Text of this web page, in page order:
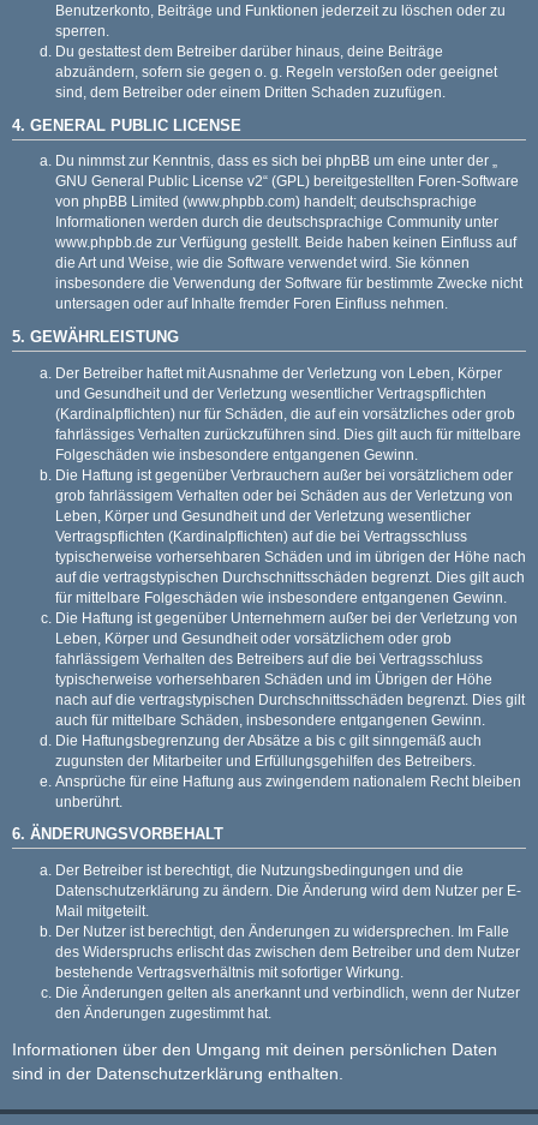
Benutzerkonto, Beiträge und Funktionen jederzeit zu löschen oder zu
sperren.
Du gestattest dem Betreiber darüber hinaus, deine Beiträge
abzuändern, sofern sie gegen o. g. Regeln verstoßen oder geeignet
sind, dem Betreiber oder einem Dritten Schaden zuzufügen.
4. GENERAL PUBLIC LICENSE
Du nimmst zur Kenntnis, dass es sich bei phpBB um eine unter der „
GNU General Public License v2“ (GPL) bereitgestellten Foren-Software
von phpBB Limited (www.phpbb.com) handelt; deutschsprachige
Informationen werden durch die deutschsprachige Community unter
www.phpbb.de zur Verfügung gestellt. Beide haben keinen Einfluss auf
die Art und Weise, wie die Software verwendet wird. Sie können
insbesondere die Verwendung der Software für bestimmte Zwecke nicht
untersagen oder auf Inhalte fremder Foren Einfluss nehmen.
5. GEWÄHRLEISTUNG
Der Betreiber haftet mit Ausnahme der Verletzung von Leben, Körper
und Gesundheit und der Verletzung wesentlicher Vertragspflichten
(Kardinalpflichten) nur für Schäden, die auf ein vorsätzliches oder grob
fahrlässiges Verhalten zurückzuführen sind. Dies gilt auch für mittelbare
Folgeschäden wie insbesondere entgangenen Gewinn.
Die Haftung ist gegenüber Verbrauchern außer bei vorsätzlichem oder
grob fahrlässigem Verhalten oder bei Schäden aus der Verletzung von
Leben, Körper und Gesundheit und der Verletzung wesentlicher
Vertragspflichten (Kardinalpflichten) auf die bei Vertragsschluss
typischerweise vorhersehbaren Schäden und im übrigen der Höhe nach
auf die vertragstypischen Durchschnittsschäden begrenzt. Dies gilt auch
für mittelbare Folgeschäden wie insbesondere entgangenen Gewinn.
Die Haftung ist gegenüber Unternehmern außer bei der Verletzung von
Leben, Körper und Gesundheit oder vorsätzlichem oder grob
fahrlässigem Verhalten des Betreibers auf die bei Vertragsschluss
typischerweise vorhersehbaren Schäden und im Übrigen der Höhe
nach auf die vertragstypischen Durchschnittsschäden begrenzt. Dies gilt
auch für mittelbare Schäden, insbesondere entgangenen Gewinn.
Die Haftungsbegrenzung der Absätze a bis c gilt sinngemäß auch
zugunsten der Mitarbeiter und Erfüllungsgehilfen des Betreibers.
Ansprüche für eine Haftung aus zwingendem nationalem Recht bleiben
unberührt.
6. ÄNDERUNGSVORBEHALT
Der Betreiber ist berechtigt, die Nutzungsbedingungen und die
Datenschutzerklärung zu ändern. Die Änderung wird dem Nutzer per E-
Mail mitgeteilt.
Der Nutzer ist berechtigt, den Änderungen zu widersprechen. Im Falle
des Widerspruchs erlischt das zwischen dem Betreiber und dem Nutzer
bestehende Vertragsverhältnis mit sofortiger Wirkung.
Die Änderungen gelten als anerkannt und verbindlich, wenn der Nutzer
den Änderungen zugestimmt hat.
Informationen über den Umgang mit deinen persönlichen Daten
sind in der Datenschutzerklärung enthalten.